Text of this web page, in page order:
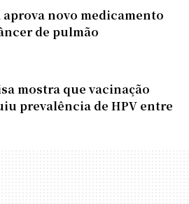
aprova novo medicamento
de pulmão
mostra que vacinação
prevalência de HPV entre